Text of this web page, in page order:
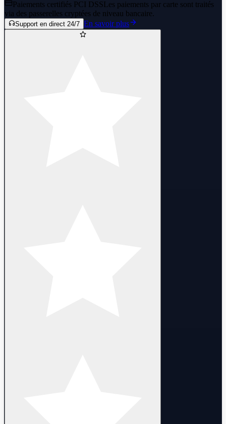
Paiements certifiés PCI DSSLes paiements par carte sont traités
via des passerelles cryptées de niveau bancaire.
Support en direct 24/7 En savoir plus